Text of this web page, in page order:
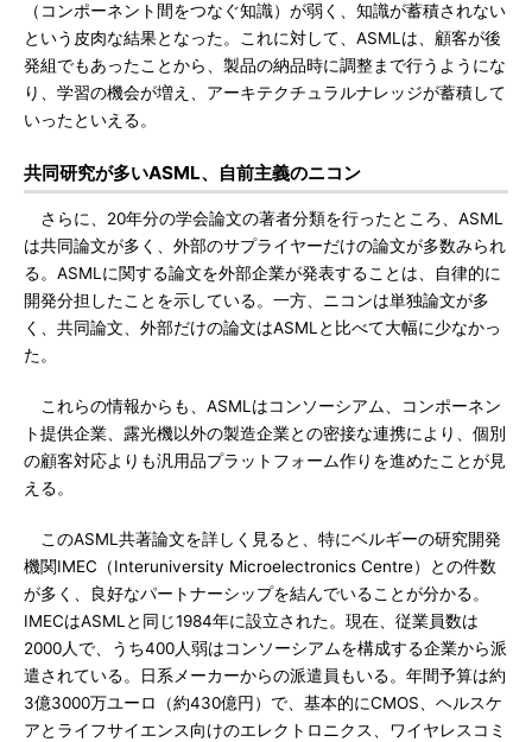
（コンポーネント間をつなぐ知識）が弱く、知識が蓄積されない
という皮肉な結果となった。これに対して、ASMLは、顧客が後
発組でもあったことから、製品の納品時に調整まで行うようにな
り、学習の機会が増え、アーキテクチュラルナレッジが蓄積して
いったといえる。
共同研究が多いASML、自前主義のニコン
さらに、20年分の学会論文の著者分類を行ったところ、ASML
は共同論文が多く、外部のサプライヤーだけの論文が多数みられ
る。ASMLに関する論文を外部企業が発表することは、自律的に
開発分担したことを示している。一方、ニコンは単独論文が多
く、共同論文、外部だけの論文はASMLと比べて大幅に少なかっ
た。
これらの情報からも、ASMLはコンソーシアム、コンポーネン
ト提供企業、露光機以外の製造企業との密接な連携により、個別
の顧客対応よりも汎用品プラットフォーム作りを進めたことが見
える。
このASML共著論文を詳しく見ると、特にベルギーの研究開発
機関IMEC（Interuniversity Microelectronics Centre）との件数
が多く、良好なパートナーシップを結んでいることが分かる。
IMECはASMLと同じ1984年に設立された。現在、従業員数は
2000人で、うち400人弱はコンソーシアムを構成する企業から派
遣されている。日系メーカーからの派遣員もいる。年間予算は約
3億3000万ユーロ（約430億円）で、基本的にCMOS、ヘルスケ
アとライフサイエンス向けのエレクトロニクス、ワイヤレスコミ